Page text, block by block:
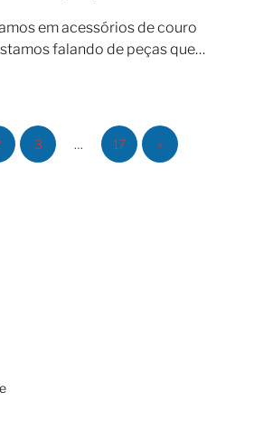
em acessórios de couro
falando de peças que…
3 … 17 »